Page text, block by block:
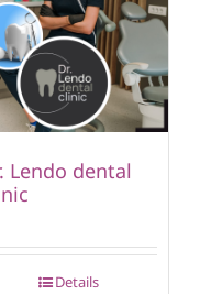
Lendo dental
Details